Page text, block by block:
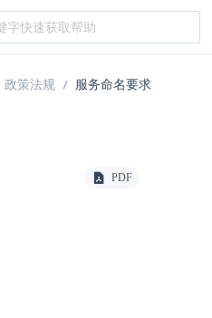
政策法规 服务命名要求
PDF